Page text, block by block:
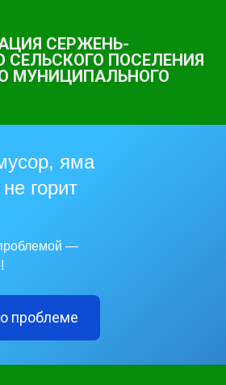
СЕРЖЕНЬ-
СЕЛЬСКОГО ПОСЕЛЕНИЯ
МУНИЦИПАЛЬНОГО
яма
горит
—
проблеме